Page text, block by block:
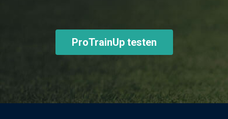
ProTrainUp testen